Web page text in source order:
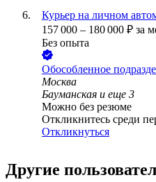
Курьер на личном
157 000 – 180 000 ₽ за
Без опыта
Обособленное
Москва
Бауманская и еще 3
Можно без резюме
Откликнитесь среди
Откликнуться
Другие